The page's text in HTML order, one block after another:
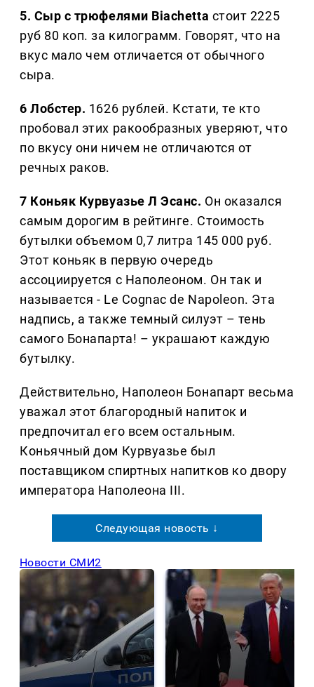
5. Сыр с трюфелями Biachetta стоит 2225
руб 80 коп. за килограмм. Говорят, что на
вкус мало чем отличается от обычного
сыра.
6 Лобстер. 1626 рублей. Кстати, те кто
пробовал этих ракообразных уверяют, что
по вкусу они ничем не отличаются от
речных раков.
7 Коньяк Курвуазье Л Эсанс. Он оказался
самым дорогим в рейтинге. Стоимость
бутылки объемом 0,7 литра 145 000 руб.
Этот коньяк в первую очередь
ассоциируется с Наполеоном. Он так и
называется - Le Cognac de Napoleon. Эта
надпись, а также темный силуэт – тень
самого Бонапарта! – украшают каждую
бутылку.
Действительно, Наполеон Бонапарт весьма
уважал этот благородный напиток и
предпочитал его всем остальным.
Коньячный дом Курвуазье был
поставщиком спиртных напитков ко двору
императора Наполеона III.
Следующая новость ↓
Новости СМИ2